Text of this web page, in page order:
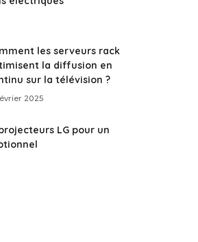
les serveurs rack
la diffusion en
sur la télévision ?
2025
LG pour un